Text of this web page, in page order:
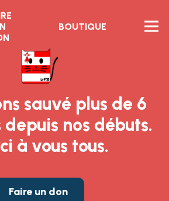
BOUTIQUE
sauvé plus de 6
nos débuts.
à vous tous.
Faire un don